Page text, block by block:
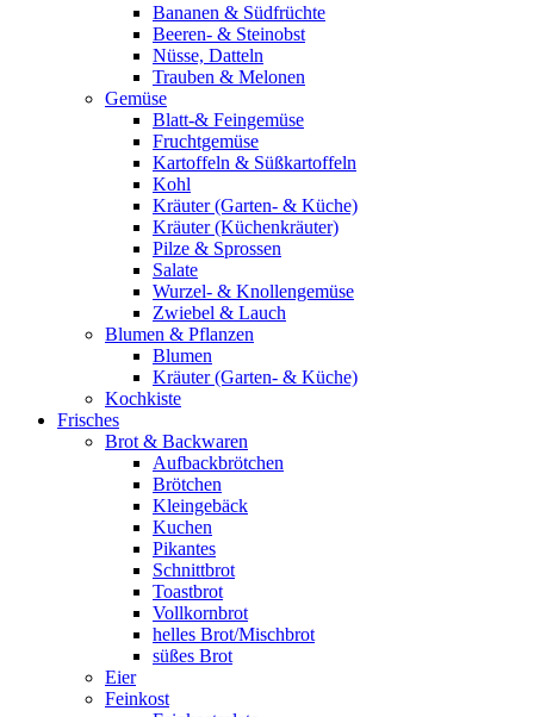
Bananen & Südfrüchte
Beeren- & Steinobst
Nüsse, Datteln
Trauben & Melonen
Gemüse
Blatt-& Feingemüse
Fruchtgemüse
Kartoffeln & Süßkartoffeln
Kohl
Kräuter (Garten- & Küche)
Kräuter (Küchenkräuter)
Pilze & Sprossen
Salate
Wurzel- & Knollengemüse
Zwiebel & Lauch
Blumen & Pflanzen
Blumen
Kräuter (Garten- & Küche)
Kochkiste
Frisches
Brot & Backwaren
Aufbackbrötchen
Brötchen
Kleingebäck
Kuchen
Pikantes
Schnittbrot
Toastbrot
Vollkornbrot
helles Brot/Mischbrot
süßes Brot
Eier
Feinkost